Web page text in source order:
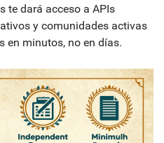
te dará acceso a APIs
y comunidades activas
en minutos, no en días.